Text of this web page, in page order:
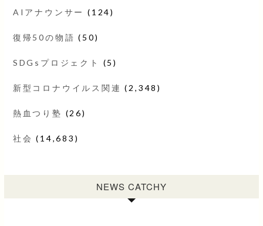
AIアナウンサー (124)
復帰50の物語 (50)
SDGsプロジェクト (5)
新型コロナウイルス関連 (2,348)
熱血つり塾 (26)
社会 (14,683)
NEWS CATCHY